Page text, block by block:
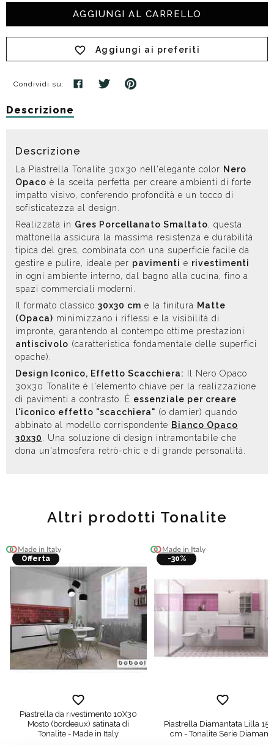
AGGIUNGI AL CARRELLO
Aggiungi ai preferiti
Condividi su:
Descrizione
Descrizione
La Piastrella Tonalite 30x30 nell'elegante color Nero
Opaco è la scelta perfetta per creare ambienti di forte
impatto visivo, conferendo profondità e un tocco di
sofisticatezza al design.
Realizzata in Gres Porcellanato Smaltato, questa
mattonella assicura la massima resistenza e durabilità
tipica del gres, combinata con una superficie facile da
gestire e pulire, ideale per pavimenti e rivestimenti
in ogni ambiente interno, dal bagno alla cucina, fino a
spazi commerciali moderni.
Il formato classico 30x30 cm e la finitura Matte
(Opaca) minimizzano i riflessi e la visibilità di
impronte, garantendo al contempo ottime prestazioni
antiscivolo (caratteristica fondamentale delle superfici
opache).
Design Iconico, Effetto Scacchiera:
Il Nero Opaco
30x30 Tonalite è l'elemento chiave per la realizzazione
di pavimenti a contrasto. È essenziale per creare
l'iconico effetto "scacchiera" (o damier) quando
abbinato al modello corrispondente Bianco Opaco
30x30. Una soluzione di design intramontabile che
dona un'atmosfera retrò-chic e di grande personalità.
Altri prodotti Tonalite
Offerta
Piastrella da rivestimento 10X30
Mosto (bordeaux) satinata di
Tonalite - Made in Italy
-30%
Piastrella Diamantata Lilla
cm - Tonalite Serie